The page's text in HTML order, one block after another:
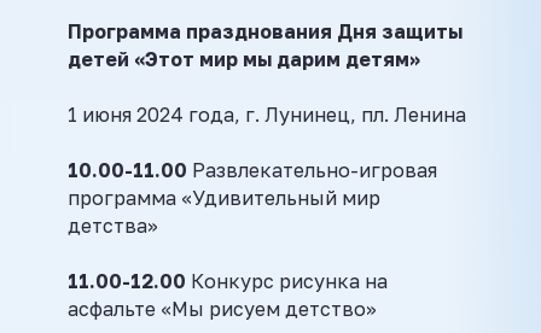
Программа празднования Дня защиты
детей «Этот мир мы дарим детям»
1 июня 2024 года, г. Лунинец, пл. Ленина
10.00-11.00 Развлекательно-игровая
программа «Удивительный мир
детства»
11.00-12.00 Конкурс рисунка на
асфальте «Мы рисуем детство»